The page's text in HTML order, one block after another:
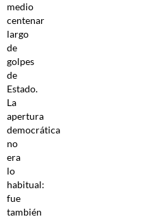
medio
centenar
largo
de
golpes
de
Estado.
La
apertura
democrática
no
era
lo
habitual:
fue
también